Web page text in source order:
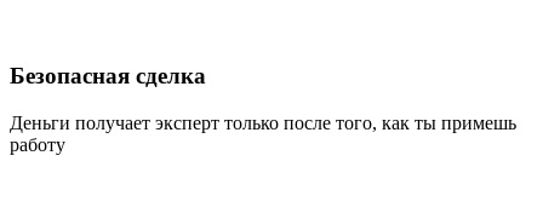
Безопасная сделка
Деньги получает эксперт только после того, как ты примешь
работу